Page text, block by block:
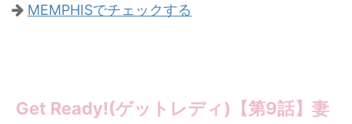
MEMPHISでチェックする
Get Ready!(ゲットレディ)【第9話】妻